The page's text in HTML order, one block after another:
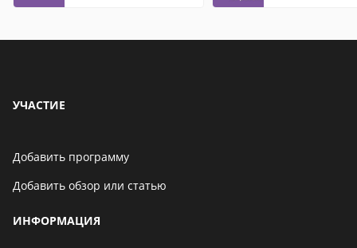
УЧАСТИЕ
Добавить программу
Добавить обзор или статью
ИНФОРМАЦИЯ